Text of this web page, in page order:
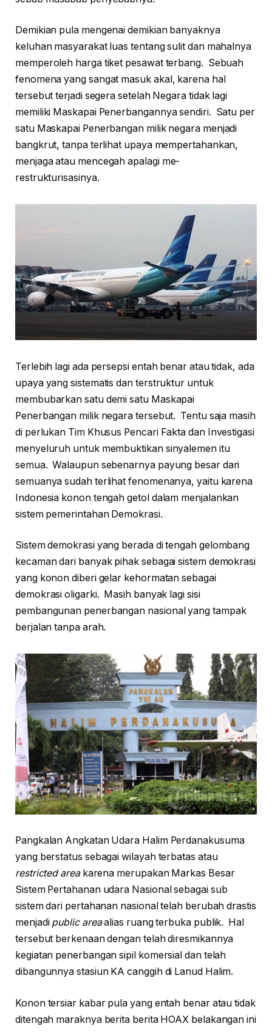
Demikian pula mengenai demikian banyaknya
keluhan masyarakat luas tentang sulit dan mahalnya
memperoleh harga tiket pesawat terbang. Sebuah
fenomena yang sangat masuk akal, karena hal
tersebut terjadi segera setelah Negara tidak lagi
memiliki Maskapai Penerbangannya sendiri. Satu per
satu Maskapai Penerbangan milik negara menjadi
bangkrut, tanpa terlihat upaya mempertahankan,
menjaga atau mencegah apalagi me-
restrukturisasinya.
Terlebih lagi ada persepsi entah benar atau tidak, ada
upaya yang sistematis dan terstruktur untuk
membubarkan satu demi satu Maskapai
Penerbangan milik negara tersebut. Tentu saja masih
di perlukan Tim Khusus Pencari Fakta dan Investigasi
menyeluruh untuk membuktikan sinyalemen itu
semua. Walaupun sebenarnya payung besar dari
semuanya sudah terlihat fenomenanya, yaitu karena
Indonesia konon tengah getol dalam menjalankan
sistem pemerintahan Demokrasi.
Sistem demokrasi yang berada di tengah gelombang
kecaman dari banyak pihak sebagai sistem demokrasi
yang konon diberi gelar kehormatan sebagai
demokrasi oligarki. Masih banyak lagi sisi
pembangunan penerbangan nasional yang tampak
berjalan tanpa arah.
Pangkalan Angkatan Udara Halim Perdanakusuma
yang berstatus sebagai wilayah terbatas atau
restricted areakarena merupakan Markas Besar
Sistem Pertahanan udara Nasional sebagai sub
sistem dari pertahanan nasional telah berubah drastis
menjadi public areaalias ruang terbuka publik. Hal
tersebut berkenaan dengan telah diresmikannya
kegiatan penerbangan sipil komersial dan telah
dibangunnya stasiun KA canggih di Lanud Halim.
Konon tersiar kabar pula yang entah benar atau tidak
ditengah maraknya berita berita HOAX belakangan ini